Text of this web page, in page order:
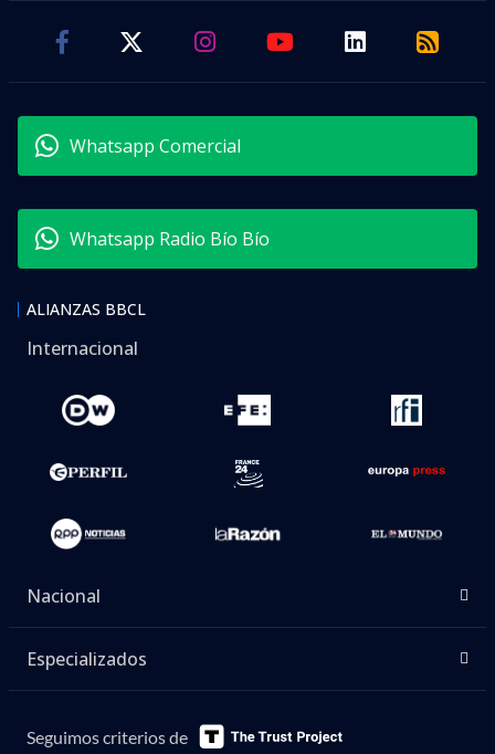
Whatsapp Comercial
Whatsapp Radio Bío Bío
ALIANZAS BBCL
Internacional
Nacional
Especializados
Seguimos criterios de